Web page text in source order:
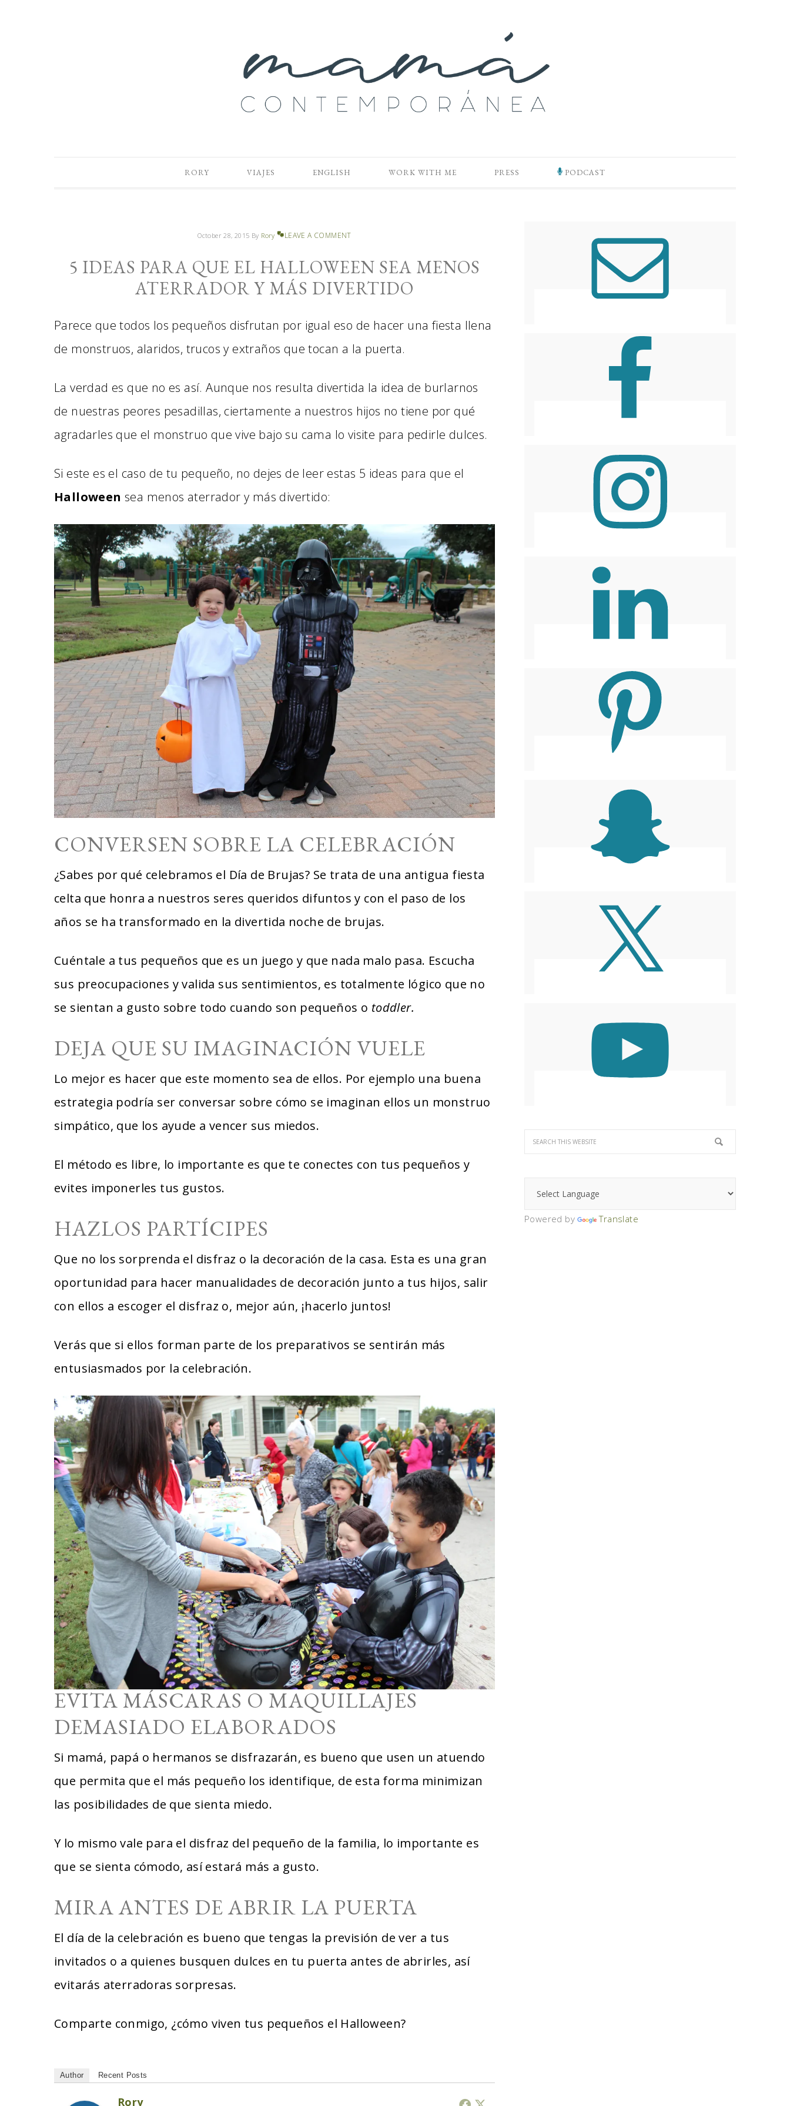
RORY VIAJES ENGLISH WORK WITH ME PRESS PODCAST
October 28, 2015 By Rory LEAVE A COMMENT
5 IDEAS PARA QUE EL HALLOWEEN SEA MENOS
ATERRADOR Y MÁS DIVERTIDO
Parece que todos los pequeños disfrutan por igual eso de hacer una fiesta llena
de monstruos, alaridos, trucos y extraños que tocan a la puerta.
La verdad es que no es así. Aunque nos resulta divertida la idea de burlarnos
de nuestras peores pesadillas, ciertamente a nuestros hijos no tiene por qué
agradarles que el monstruo que vive bajo su cama lo visite para pedirle dulces.
Si este es el caso de tu pequeño, no dejes de leer estas 5 ideas para que el
Halloween sea menos aterrador y más divertido:
CONVERSEN SOBRE LA CELEBRACIÓN
¿Sabes por qué celebramos el Día de Brujas? Se trata de una antigua fiesta
celta que honra a nuestros seres queridos difuntos y con el paso de los
años se ha transformado en la divertida noche de brujas.
Cuéntale a tus pequeños que es un juego y que nada malo pasa. Escucha
sus preocupaciones y valida sus sentimientos, es totalmente lógico que no
se sientan a gusto sobre todo cuando son pequeños o toddler.
DEJA QUE SU IMAGINACIÓN VUELE
Lo mejor es hacer que este momento sea de ellos. Por ejemplo una buena
estrategia podría ser conversar sobre cómo se imaginan ellos un monstruo
simpático, que los ayude a vencer sus miedos.
El método es libre, lo importante es que te conectes con tus pequeños y
evites imponerles tus gustos.
HAZLOS PARTÍCIPES
Que no los sorprenda el disfraz o la decoración de la casa. Esta es una gran
oportunidad para hacer manualidades de decoración junto a tus hijos, salir
con ellos a escoger el disfraz o, mejor aún, ¡hacerlo juntos!
Verás que si ellos forman parte de los preparativos se sentirán más
entusiasmados por la celebración.
EVITA MÁSCARAS O MAQUILLAJES
DEMASIADO ELABORADOS
Si mamá, papá o hermanos se disfrazarán, es bueno que usen un atuendo
que permita que el más pequeño los identifique, de esta forma minimizan
las posibilidades de que sienta miedo.
Y lo mismo vale para el disfraz del pequeño de la familia, lo importante es
que se sienta cómodo, así estará más a gusto.
MIRA ANTES DE ABRIR LA PUERTA
El día de la celebración es bueno que tengas la previsión de ver a tus
invitados o a quienes busquen dulces en tu puerta antes de abrirles, así
evitarás aterradoras sorpresas.
Comparte conmigo, ¿cómo viven tus pequeños el Halloween?
Author Recent Posts
Rory
Powered by Translate